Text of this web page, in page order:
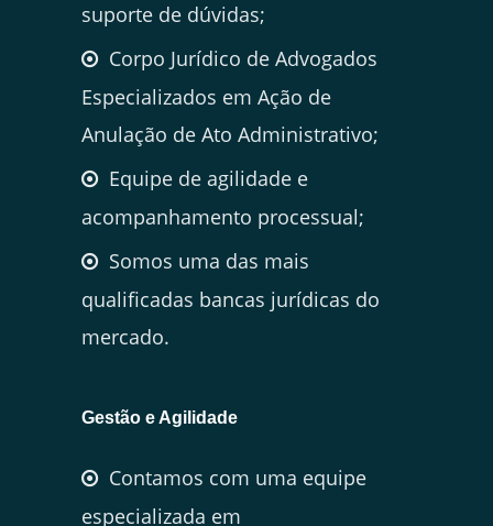
suporte de dúvidas;
Corpo Jurídico de Advogados
Especializados em Ação de
Anulação de Ato Administrativo;
Equipe de agilidade e
acompanhamento processual;
Somos uma das mais
qualificadas bancas jurídicas do
mercado.
Gestão e Agilidade
Contamos com uma equipe
especializada em